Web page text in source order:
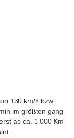
130 km/h bzw.
im größten gang
ab ca. 3 000 Km
...